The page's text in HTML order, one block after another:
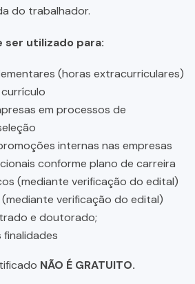
do trabalhador.
utilizado para:
(horas extracurriculares)
em processos de
internas nas empresas
conforme plano de carreira
(mediante verificação do edital)
verificação do edital)
e doutorado;
finalidades
NÃO É GRATUITO.